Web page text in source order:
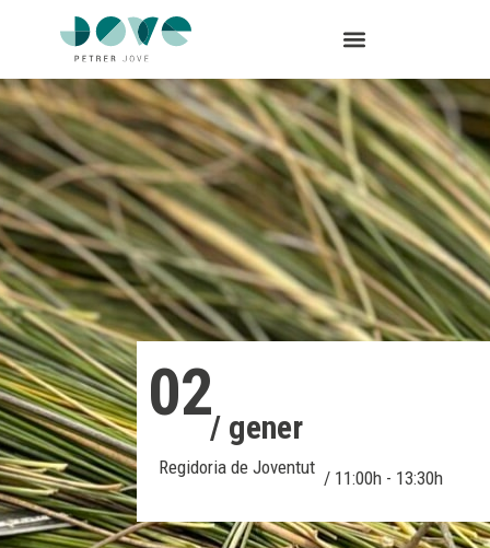
02/ gener
Regidoria de Joventut / 11:00h - 13:30h